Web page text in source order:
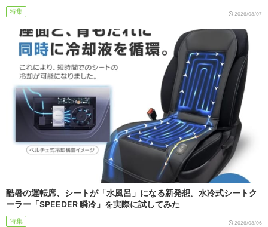
特集 2026/08/07
酷暑の運転席、シートが「水風呂」になる新発想。水冷式シートク
ーラー「SPEEDER 瞬冷」を実際に試してみた
特集 2026/08/06